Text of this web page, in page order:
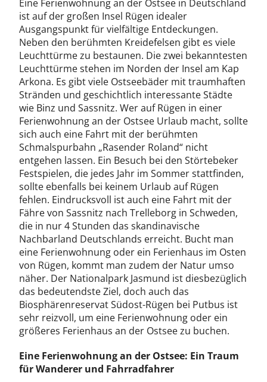
Eine Ferienwohnung an der Ostsee in Deutschland
ist auf der großen Insel Rügen idealer
Ausgangspunkt für vielfältige Entdeckungen.
Neben den berühmten Kreidefelsen gibt es viele
Leuchttürme zu bestaunen. Die zwei bekanntesten
Leuchttürme stehen im Norden der Insel am Kap
Arkona. Es gibt viele Ostseebäder mit traumhaften
Stränden und geschichtlich interessante Städte
wie Binz und Sassnitz. Wer auf Rügen in einer
Ferienwohnung an der Ostsee Urlaub macht, sollte
sich auch eine Fahrt mit der berühmten
Schmalspurbahn „Rasender Roland“ nicht
entgehen lassen. Ein Besuch bei den Störtebeker
Festspielen, die jedes Jahr im Sommer stattfinden,
sollte ebenfalls bei keinem Urlaub auf Rügen
fehlen. Eindrucksvoll ist auch eine Fahrt mit der
Fähre von Sassnitz nach Trelleborg in Schweden,
die in nur 4 Stunden das skandinavische
Nachbarland Deutschlands erreicht. Bucht man
eine Ferienwohnung oder ein Ferienhaus im Osten
von Rügen, kommt man zudem der Natur umso
näher. Der Nationalpark Jasmund ist diesbezüglich
das bedeutendste Ziel, doch auch das
Biosphärenreservat Südost-Rügen bei Putbus ist
sehr reizvoll, um eine Ferienwohnung oder ein
größeres Ferienhaus an der Ostsee zu buchen.
Eine Ferienwohnung an der Ostsee: Ein Traum
für Wanderer und Fahrradfahrer